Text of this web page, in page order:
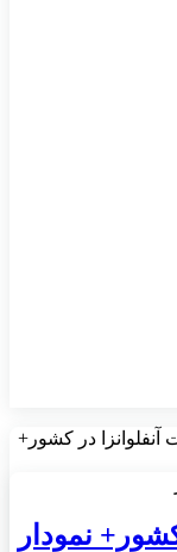
آنفلوانزا در کشور+
نمودار